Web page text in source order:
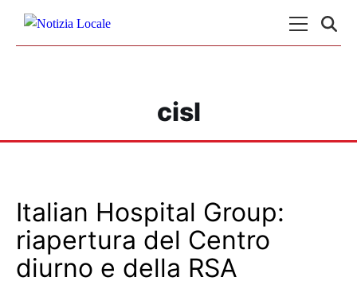
cisl
Italian Hospital Group:
riapertura del Centro
diurno e della RSA